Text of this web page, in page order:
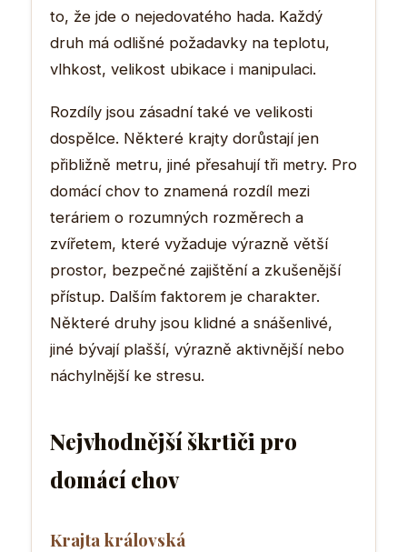
to, že jde o nejedovatého hada. Každý
druh má odlišné požadavky na teplotu,
vlhkost, velikost ubikace i manipulaci.
Rozdíly jsou zásadní také ve velikosti
dospělce. Některé krajty dorůstají jen
přibližně metru, jiné přesahují tři metry. Pro
domácí chov to znamená rozdíl mezi
teráriem o rozumných rozměrech a
zvířetem, které vyžaduje výrazně větší
prostor, bezpečné zajištění a zkušenější
přístup. Dalším faktorem je charakter.
Některé druhy jsou klidné a snášenlivé,
jiné bývají plašší, výrazně aktivnější nebo
náchylnější ke stresu.
Nejvhodnější škrtiči pro
domácí chov
Krajta královská